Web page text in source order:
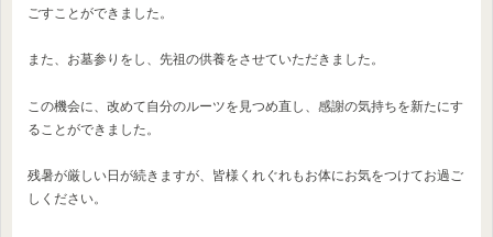
ごすことができました。
また、お墓参りをし、先祖の供養をさせていただきました。
この機会に、改めて自分のルーツを見つめ直し、感謝の気持ちを新たにす
ることができました。
残暑が厳しい日が続きますが、皆様くれぐれもお体にお気をつけてお過ご
しください。